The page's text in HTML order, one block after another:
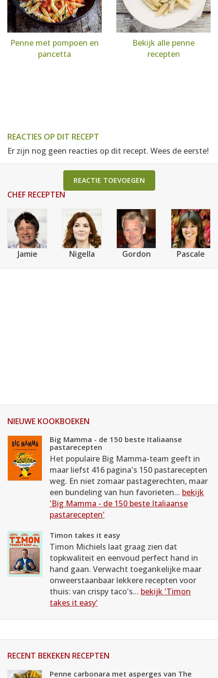
Penne met pompoen en
pancetta
Bekijk alle penne
recepten
REACTIES OP DIT RECEPT
Er zijn nog geen reacties op dit recept. Wees de eerste!
REACTIE TOEVOEGEN
CHEF RECEPTEN
Jamie Nigella Gordon Pascale
NIEUWE KOOKBOEKEN
Big Mamma - de 150 beste Italiaanse
pastarecepten
Het populaire Big Mamma-team geeft in
maar liefst 416 pagina's 150 pastarecepten
weg. En niet zomaar pastagerechten, maar
een bundeling van hun favorieten... bekijk
'Big Mamma - de 150 beste Italiaanse
pastarecepten'
Timon takes it easy
Timon Michiels laat graag zien dat
topkwaliteit en eenvoud perfect hand in
hand gaan. Verwacht toegankelijke maar
onweerstaanbaar lekkere recepten voor
thuis: van crispy taco's... bekijk 'Timon
takes it easy'
RECENT BEKEKEN RECEPTEN
Penne carbonara met asperges van The